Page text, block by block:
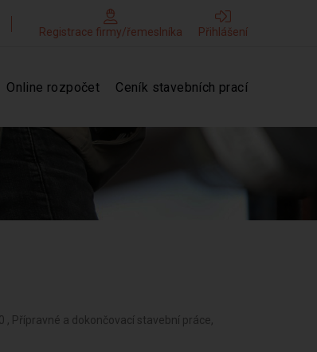
Registrace firmy/řemeslníka Přihlášení
Online rozpočet Ceník stavebních prací
Přípravné a dokončovací stavební práce,